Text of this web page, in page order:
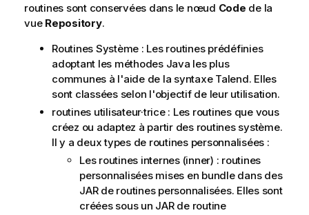
routines sont conservées dans le nœud Code de la
vue Repository.
Routines Système : Les routines prédéfinies
adoptant les méthodes Java les plus
communes à l'aide de la syntaxe Talend. Elles
sont classées selon l'objectif de leur utilisation.
routines utilisateur·trice : Les routines que vous
créez ou adaptez à partir des routines système.
Il y a deux types de routines personnalisées :
Les routines internes (inner) : routines
personnalisées mises en bundle dans des
JAR de routines personnalisées. Elles sont
créées sous un JAR de routine